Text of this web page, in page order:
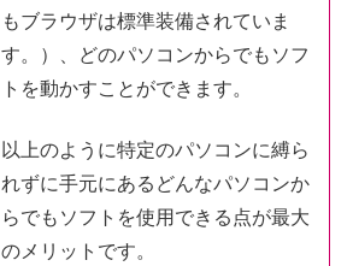
もブラウザは標準装備されていま
す。）、どのパソコンからでもソフ
トを動かすことができます。
以上のように特定のパソコンに縛ら
れずに手元にあるどんなパソコンか
らでもソフトを使用できる点が最大
のメリットです。